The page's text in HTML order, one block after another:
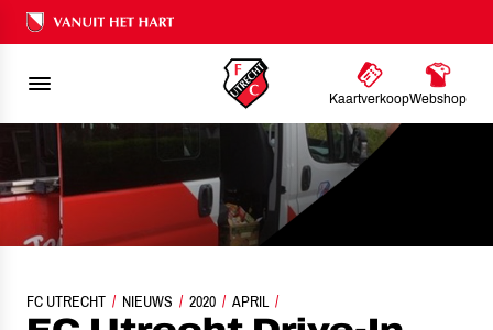
Ons nalatenschap
KaartverkoopWebshop
FC UTRECHT NIEUWS 2020 APRIL
FC UTRECHT DRIVE-IN LEVERT VRACHTWAGEN VOL OP VOOR